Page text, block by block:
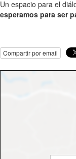
Un espacio para el
esperamos para ser
Compartir por email